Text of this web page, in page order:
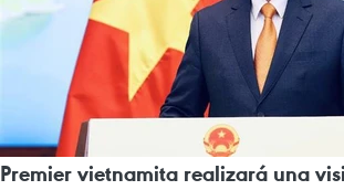
Premier vietnamita realizará una